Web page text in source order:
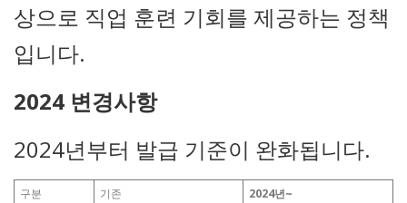
상으로 직업 훈련 기회를 제공하는 정책
입니다.
2024 변경사항
2024년부터 발급 기준이 완화됩니다.
구분 기존
2024년~